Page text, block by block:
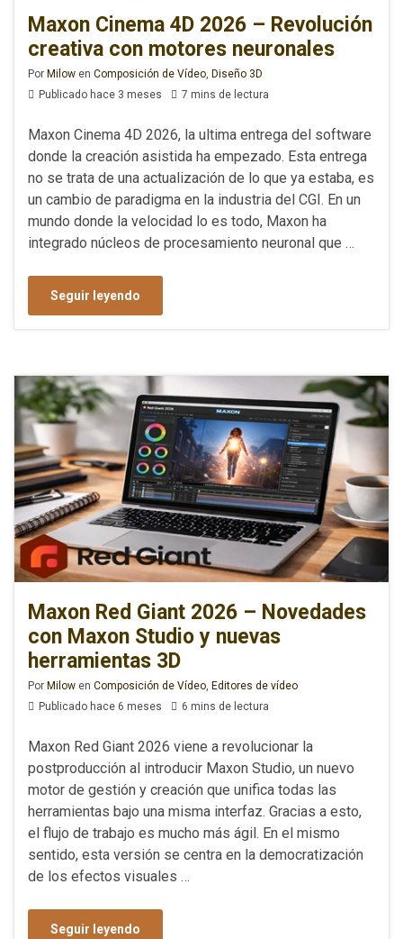
Maxon Cinema 4D 2026 – Revolución
creativa con motores neuronales
Por Milow en Composición de Vídeo Diseño 3D
Publicado hace 3 meses
7 mins de lectura
Maxon Cinema 4D 2026, la ultima entrega del software
donde la creación asistida ha empezado. Esta entrega
no se trata de una actualización de lo que ya estaba, es
un cambio de paradigma en la industria del CGI. En un
mundo donde la velocidad lo es todo, Maxon ha
integrado núcleos de procesamiento neuronal que …
Seguir leyendo
Maxon Red Giant 2026 – Novedades
con Maxon Studio y nuevas
herramientas 3D
Por Milow en Composición de Vídeo, Editores de vídeo
Publicado hace 6 meses
6 mins de lectura
Maxon Red Giant 2026 viene a revolucionar la
postproducción al introducir Maxon Studio, un nuevo
motor de gestión y creación que unifica todas las
herramientas bajo una misma interfaz. Gracias a esto,
el flujo de trabajo es mucho más ágil. En el mismo
sentido, esta versión se centra en la democratización
de los efectos visuales …
Seguir leyendo